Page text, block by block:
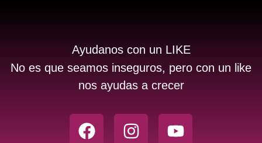
Ayudanos con un LIKE
No es que seamos inseguros, pero con un like
nos ayudas a crecer